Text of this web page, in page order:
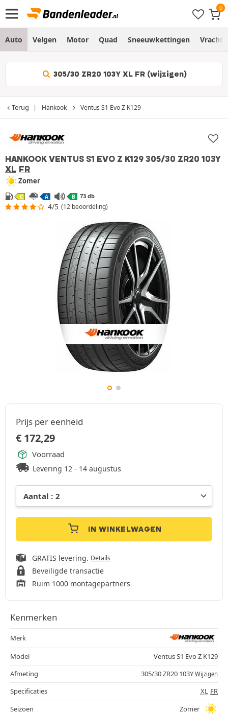
Auto Velgen Motor Quad Sneeuwkettingen
305/30 ZR20 103Y XL FR (wijzigen)
Terug Hankook Ventus S1 Evo Z K129
HANKOOK VENTUS S1 EVO Z K129 305/30 ZR20 103Y
XL FR
Zomer
C A B 73 db
4/5 (12 beoordeling)
Prijs per eenheid
€ 172,29
Voorraad
Levering 12 - 14 augustus
IN WINKELWAGEN
GRATIS levering. Details
Beveiligde transactie
Ruim 1000 montagepartners
Kenmerken
Merk
Model
Ventus S1 Evo Z K129
Afmeting
305/30 ZR20 103Y Wijzigen
Specificaties XL FR
Seizoen
Zomer